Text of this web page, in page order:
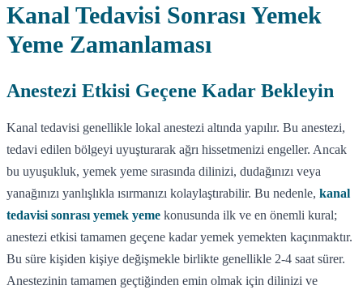
Kanal Tedavisi Sonrası Yemek
Yeme Zamanlaması
Anestezi Etkisi Geçene Kadar Bekleyin
Kanal tedavisi genellikle lokal anestezi altında yapılır. Bu anestezi,
tedavi edilen bölgeyi uyuşturarak ağrı hissetmenizi engeller. Ancak
bu uyuşukluk, yemek yeme sırasında dilinizi, dudağınızı veya
yanağınızı yanlışlıkla ısırmanızı kolaylaştırabilir. Bu nedenle, kanal
tedavisi sonrası yemek yeme konusunda ilk ve en önemli kural;
anestezi etkisi tamamen geçene kadar yemek yemekten kaçınmaktır.
Bu süre kişiden kişiye değişmekle birlikte genellikle 2-4 saat sürer.
Anestezinin tamamen geçtiğinden emin olmak için dilinizi ve